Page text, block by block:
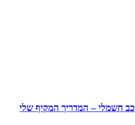
חשמלי – המדריך המקיף שלי